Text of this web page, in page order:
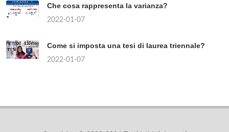
Che cosa rappresenta la varianza?
2022-01-07
Come si imposta una tesi di laurea triennale?
2022-01-07